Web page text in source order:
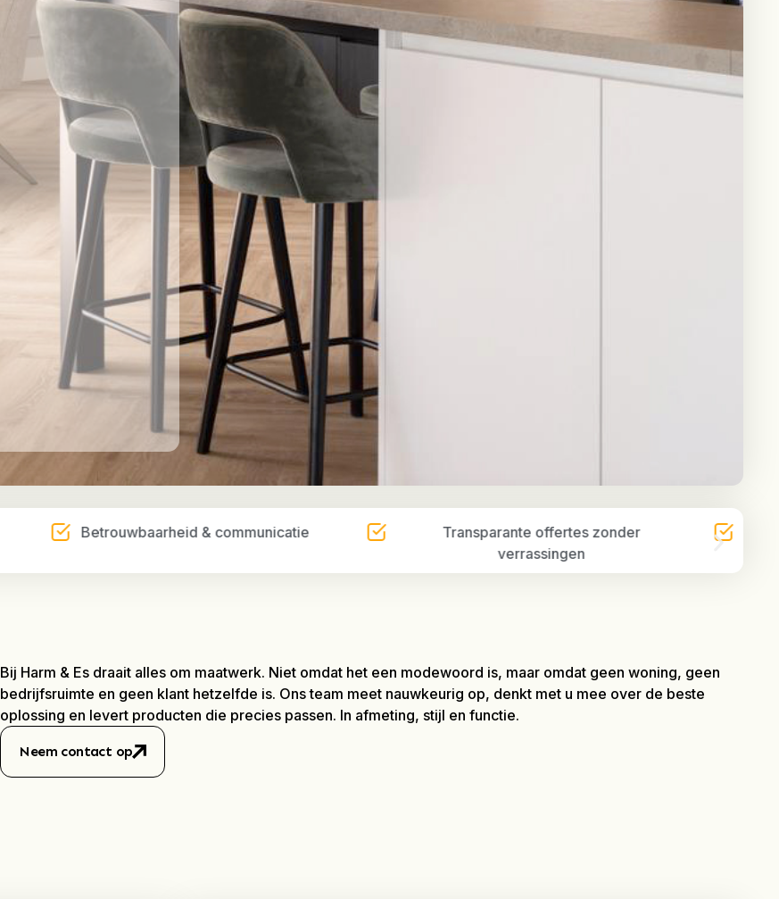
Betrouwbaarheid & communicatie
Transparante offertes zonder
verrassingen
Bij Harm & Es draait alles om maatwerk. Niet omdat het een modewoord is, maar omdat geen woning, geen
bedrijfsruimte en geen klant hetzelfde is. Ons team meet nauwkeurig op, denkt met u mee over de beste
oplossing en levert producten die precies passen. In afmeting, stijl en functie.
Neem contact op